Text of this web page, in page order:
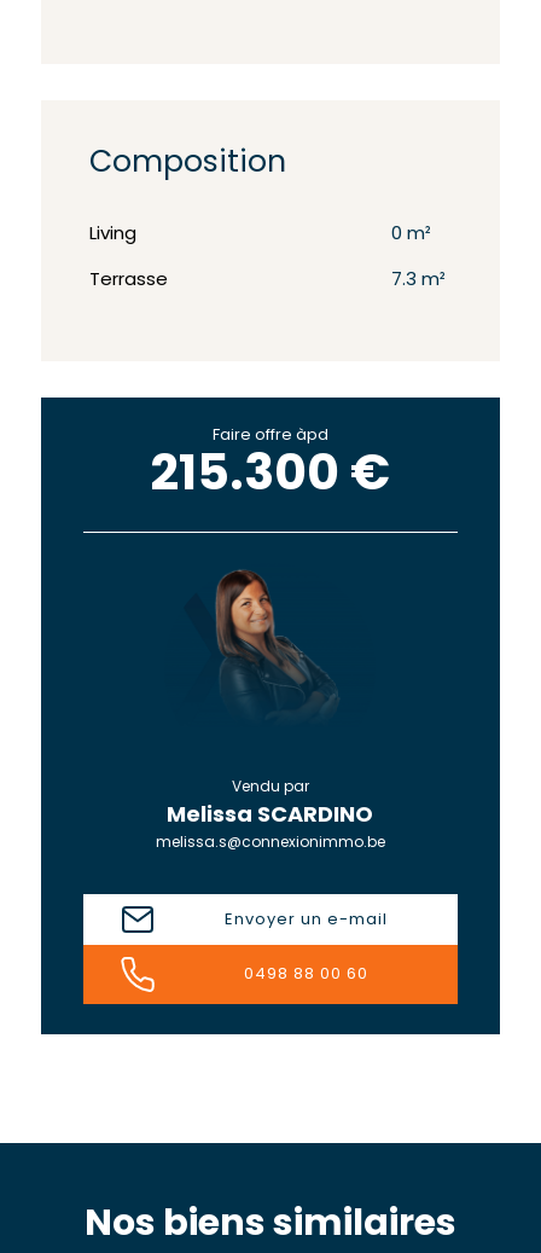
Composition
Living 0 m²
Terrasse 7.3 m²
Faire offre àpd
215.300 €
Vendu par
Melissa SCARDINO
melissa.s@connexionimmo.be
Envoyer un e-mail
0498 88 00 60
Nos biens similaires